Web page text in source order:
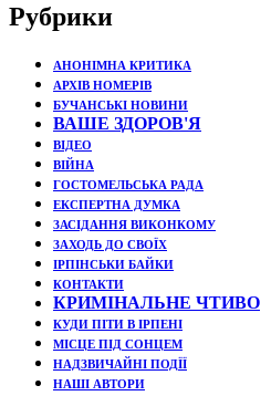
Рубрики
АНОНІМНА КРИТИКА
АРХІВ НОМЕРІВ
БУЧАНСЬКІ НОВИНИ
ВАШЕ ЗДОРОВ'Я
ВІДЕО
ВІЙНА
ГОСТОМЕЛЬСЬКА РАДА
ЕКСПЕРТНА ДУМКА
ЗАСІДАННЯ ВИКОНКОМУ
ЗАХОДЬ ДО СВОЇХ
ІРПІНСЬКИ БАЙКИ
КОНТАКТИ
КРИМІНАЛЬНЕ ЧТИВО
КУДИ ПІТИ В ІРПЕНІ
МІСЦЕ ПІД СОНЦЕМ
НАДЗВИЧАЙНІ ПОДЇЇ
НАШІ АВТОРИ